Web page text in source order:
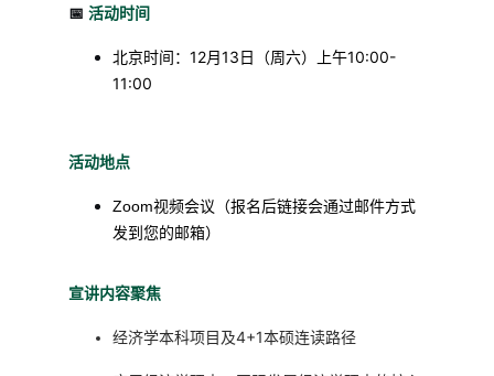
📅 活动时间
北京时间：12月13日（周六）上午10:00-
11:00
活动地点
Zoom视频会议（报名后链接会通过邮件方式
发到您的邮箱）
宣讲内容聚焦
经济学本科项目及4+1本硕连读路径